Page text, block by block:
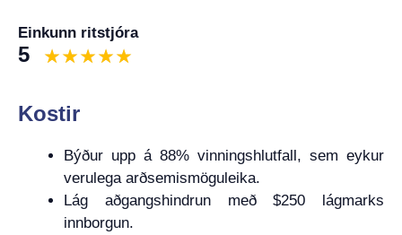
Einkunn ritstjóra
5
Kostir
Býður upp á 88% vinningshlutfall, sem eykur
verulega arðsemismöguleika.
Lág aðgangshindrun með $250 lágmarks
innborgun.